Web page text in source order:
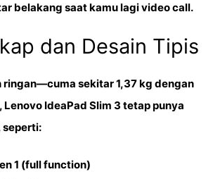
belakang saat kamu lagi video call.
dan Desain Tipis
ringan—cuma sekitar1,37 kg dengan
, Lenovo IdeaPad Slim 3 tetap punya
seperti:
1 (full function)